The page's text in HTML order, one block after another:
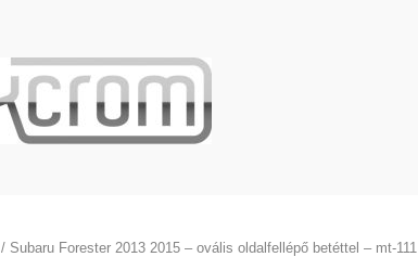
/ Subaru Forester 2013 2015 – ovális oldalfellépő betéttel – mt-111